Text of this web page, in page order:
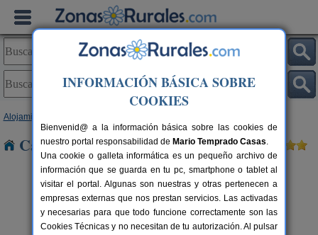
Alojamientos
Casas Rurales cerca de El Puente
INFORMACIÓN BÁSICA SOBRE
COOKIES
Bienvenid@ a la información básica sobre las cookies de
nuestro portal responsabilidad de Mario Temprado Casas.
Una cookie o galleta informática es un pequeño archivo de
información que se guarda en tu pc, smartphone o tablet al
visitar el portal. Algunas son nuestras y otras pertenecen a
empresas externas que nos prestan servicios. Las activadas
y necesarias para que todo funcione correctamente son las
Cookies Técnicas y no necesitan de tu autorización. Al pulsar